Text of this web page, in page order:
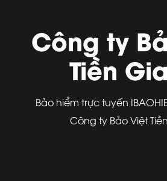
Công ty
Tiền
Bảo hiểm trực tuyến
Công ty Bảo Việt